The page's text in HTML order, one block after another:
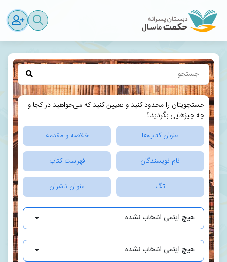
جستجویتان را محدود کنید و تعیین کنید که می‌خواهید در کجا و
چه چیزهایی بگردید؟
عنوان کتاب‌ها
خلاصه و مقدمه
نام نویسندگان فهرست کتاب
تگ عنوان ناشران
هیچ ایتمی انتخاب نشده
هیچ ایتمی انتخاب نشده